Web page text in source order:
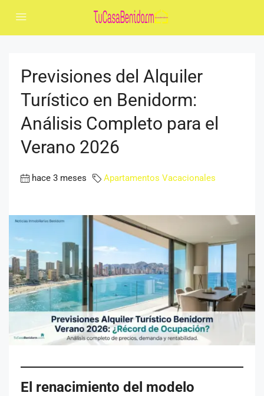
Previsiones del Alquiler
Turístico en Benidorm:
Análisis Completo para el
Verano 2026
hace 3 meses Apartamentos Vacacionales
El renacimiento del modelo